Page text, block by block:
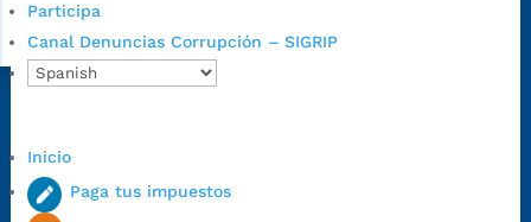
Participa
Canal Denuncias Corrupción – SIGRIP
Inicio
Paga tus impuestos
Colombia